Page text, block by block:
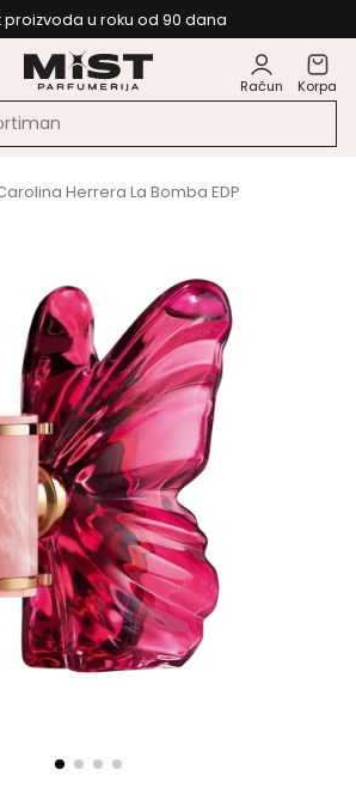
proizvoda u roku od 90 dana
Račun Korpa
Herrera La Bomba EDP